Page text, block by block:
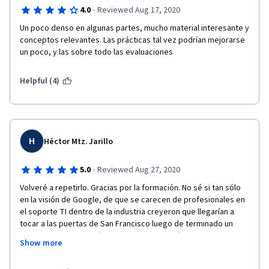
4.0 · Reviewed Aug 17, 2020
Un poco denso en algunas partes, mucho material interesante y
conceptos relevantes. Las prácticas tal vez podrían mejorarse
un poco, y las sobre todo las evaluaciones
Helpful (4)
H Héctor Mtz. Jarillo
5.0 · Reviewed Aug 27, 2020
Volveré a repetirlo. Gracias por la formación. No sé si tan sólo
en la visión de Google, de que se carecen de profesionales en
el soporte TI dentro de la industria creyeron que llegarían a
tocar a las puertas de San Francisco luego de terminado un
curso como este, a mí si me lo parece y haré lo posible por
trabajar por allá y en otros países. Yo esperaría tomar la
Show more